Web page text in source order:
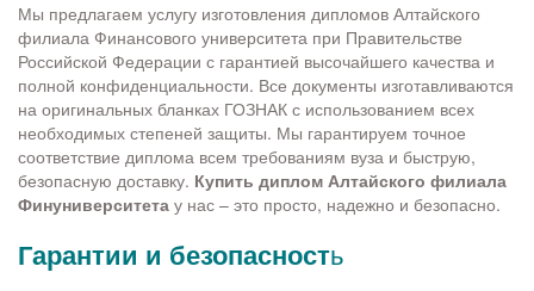
Мы предлагаем услугу изготовления дипломов Алтайского
филиала Финансового университета при Правительстве
Российской Федерации с гарантией высочайшего качества и
полной конфиденциальности. Все документы изготавливаются
на оригинальных бланках ГОЗНАК с использованием всех
необходимых степеней защиты. Мы гарантируем точное
соответствие диплома всем требованиям вуза и быструю,
безопасную доставку. Купить диплом Алтайского филиала
Финуниверситета у нас – это просто, надежно и безопасно.
Гарантии и безопасность